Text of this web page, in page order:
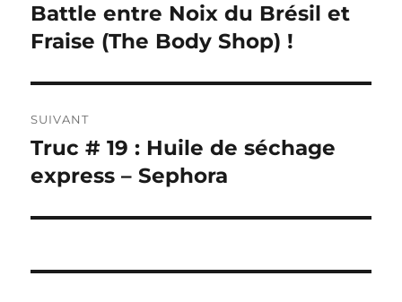
l’article
précédente :
Battle entre Noix du Brésil et
Fraise (The Body Shop) !
SUIVANT
Publication
suivante :
Truc # 19 : Huile de séchage
express – Sephora